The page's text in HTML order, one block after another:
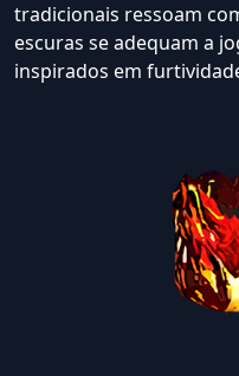
tradicionais ressoam
escuras se adequam a
inspirados em